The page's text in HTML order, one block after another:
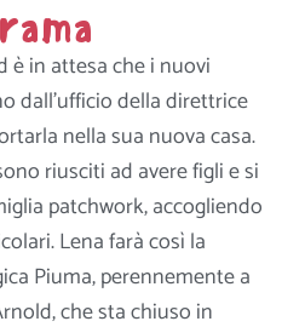
è in attesa che i nuovi
dall’ufficio della direttrice
nella sua nuova casa.
riusciti ad avere figli e si
patchwork, accogliendo
Lena farà così la
Piuma, perennemente a
che sta chiuso in